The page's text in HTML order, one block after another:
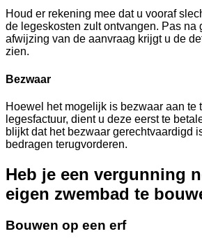
Houd er rekening mee dat u vooraf
de legeskosten zult ontvangen. Pas na
afwijzing van de aanvraag krijgt u de
zien.
Bezwaar
Hoewel het mogelijk is bezwaar aan te
legesfactuur, dient u deze eerst te
blijkt dat het bezwaar gerechtvaardigd
bedragen terugvorderen.
Heb je een vergunning
eigen zwembad te
Bouwen op een erf